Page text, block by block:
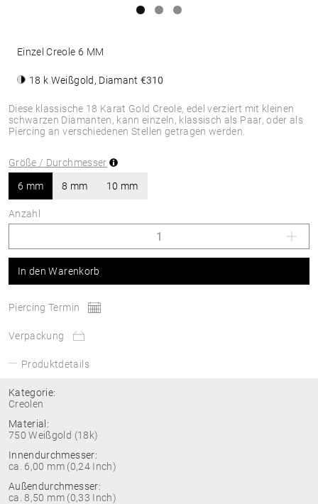
Diese klassische 18 Karat Gold Creole, edel verziert mit kleinen
schwarzen Diamanten, kann einzeln, klassisch als Paar, oder als
Piercing an verschiedenen Stellen getragen werden.
Einzel Creole 6 MM
18 k Weißgold, Diamant€310
Größe / Durchmesser
6 mm 8 mm 10 mm
Anzahl
In den Warenkorb
Piercing Termin
Verpackung
Produktdetails
Kategorie:
Creolen
Material:
750 Weißgold (18k)
Innendurchmesser:
ca. 6,00 mm (0,24 Inch)
Außendurchmesser:
ca. 8,50 mm (0,33 Inch)